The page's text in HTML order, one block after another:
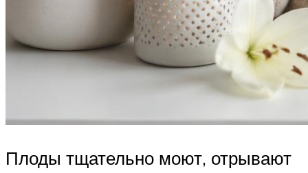
Плоды тщательно моют, отрывают